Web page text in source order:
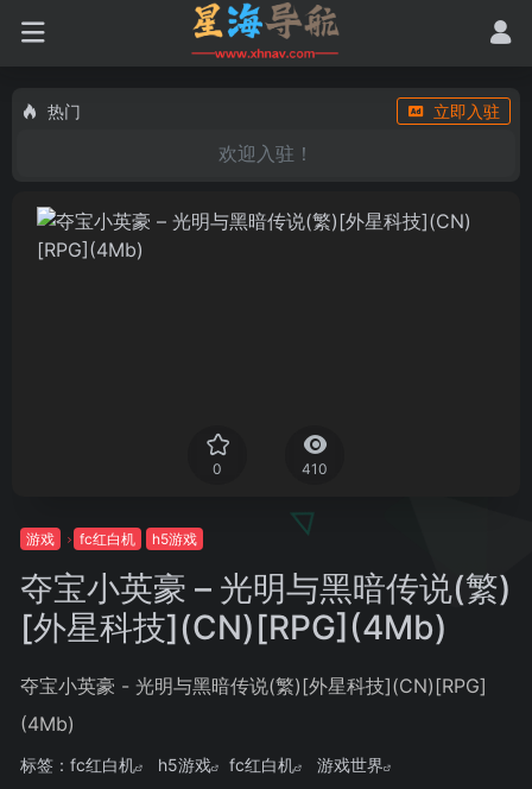
热门 立即入驻
欢迎入驻！
0 410
游戏 fc红白机 h5游戏
夺宝小英豪 – 光明与黑暗传说(繁)
[外星科技](CN)[RPG](4Mb)
夺宝小英豪 - 光明与黑暗传说(繁)[外星科技](CN)[RPG]
(4Mb)
标签： fc红白机 h5游戏 fc红白机
游戏世界